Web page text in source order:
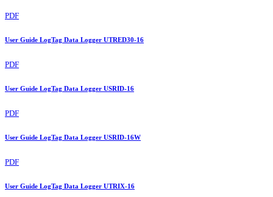
PDF
User Guide LogTag Data Logger UTRED30-16
PDF
User Guide LogTag Data Logger USRID-16
PDF
User Guide LogTag Data Logger USRID-16W
PDF
User Guide LogTag Data Logger UTRIX-16